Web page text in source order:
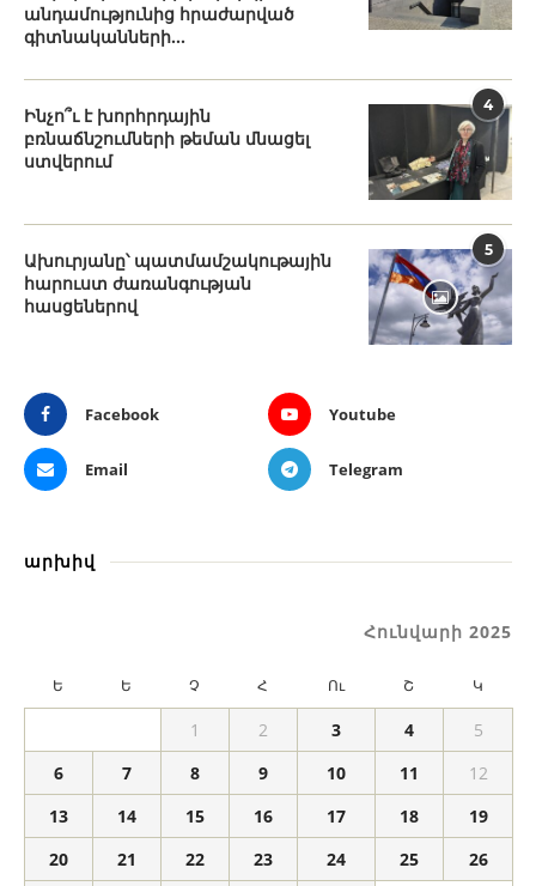
անդամությունից հրաժարված
գիտնականների...
4
Ինչո՞ւ է խորհրդային
բռնաճնշումների թեման մնացել
ստվերում
5
Ախուրյանը՝ պատմամշակութային
հարուստ ժառանգության
հասցեներով
Facebook Youtube
Email Telegram
արխիվ
Հունվարի 2025
Ե Ե Չ Հ Ու Շ Կ
1 2 3 4
5
6
7 8 9 10 11
12
13
14 15 16 17 18
19
20
21 22 23 24 25 26